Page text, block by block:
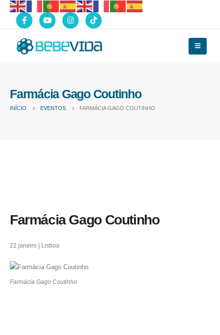
Farmácia Gago Coutinho
INÍCIO EVENTOS FARMÁCIA GAGO COUTINHO
Farmácia Gago Coutinho
22 janeiro | Lisboa
Farmácia Gago Coutinho